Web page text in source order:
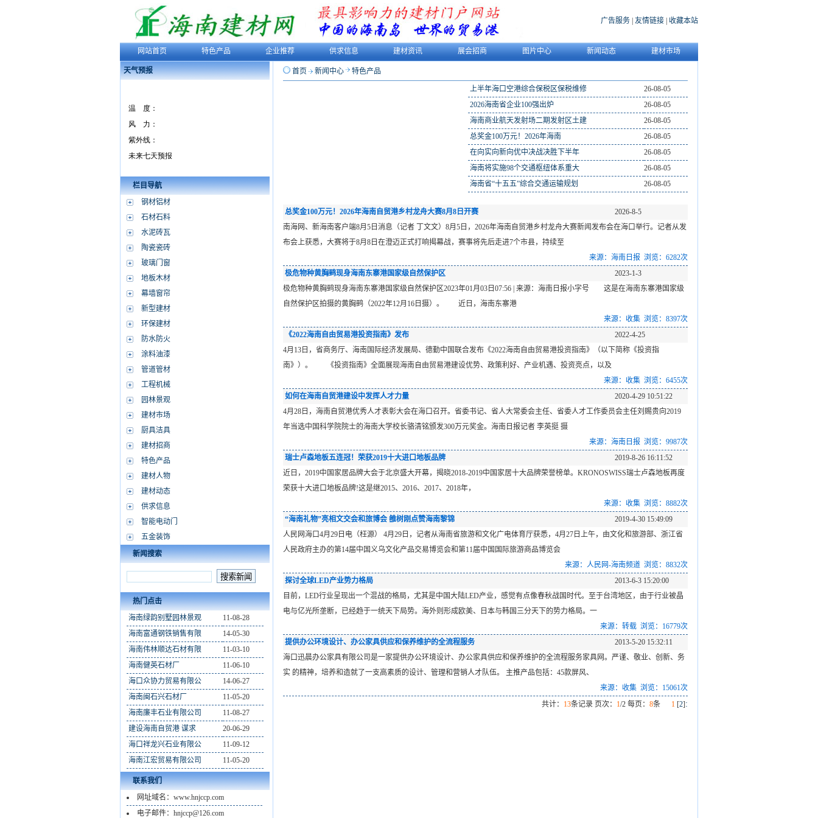
广告服务 友情链接 收藏本站
网站首页 特色产品 企业推荐 供求信息 建材资讯 展会招商 图片中心 新闻动态 建材市场
天气预报
栏目导航
钢材铝材
石材石料
水泥砖瓦
陶瓷瓷砖
玻璃门窗
地板木材
幕墙窗帘
新型建材
环保建材
防水防火
涂料油漆
管道管材
工程机械
园林景观
建材市场
厨具洁具
建材招商
特色产品
建材人物
建材动态
供求信息
智能电动门
五金装饰
新闻搜索
热门点击
海南绿韵别墅园林景观
11-08-28
海南富通钢铁销售有限
14-05-30
海南伟林顺达石材有限
11-03-10
海南健英石材厂
11-06-10
海口众协力贸易有限公
14-06-27
海南闽石兴石材厂
11-05-20
海南廉丰石业有限公司
11-08-27
建设海南自贸港 谋求
20-06-29
海口祥龙兴石业有限公
11-09-12
海南江宏贸易有限公司
11-05-20
联系我们
网址域名：www.hnjccp.com
电子邮件：hnjccp@126.com
首页 新闻中心 特色产品
上半年海口空港综合保税区保税维修
26-08-05
2026海南省企业100强出炉
26-08-05
海南商业航天发射场二期发射区土建
26-08-05
总奖金100万元！2026年海南
26-08-05
在向实向新向优中决战决胜下半年
26-08-05
海南将实施98个交通枢纽体系重大
26-08-05
海南省“十五五”综合交通运输规划
26-08-05
总奖金100万元！2026年海南自贸港乡村龙舟大赛8月8日开赛
2026-8-5
南海网、新海南客户端8月5日消息（记者 丁文文）8月5日，2026年海南自贸港乡村龙舟大赛新闻发布会在海口举行。记者从发
布会上获悉，大赛将于8月8日在澄迈正式打响揭幕战，赛事将先后走进7个市县，持续至
来源：海南日报 浏览：6282次
极危物种黄胸鹀现身海南东寨港国家级自然保护区
2023-1-3
极危物种黄胸鹀现身海南东寨港国家级自然保护区2023年01月03日07:56 | 来源：海南日报小字号 这是在海南东寨港国家级
自然保护区拍摄的黄胸鹀（2022年12月16日摄）。 近日，海南东寨港
来源：收集 浏览：8397次
《2022海南自由贸易港投资指南》发布
2022-4-25
4月13日，省商务厅、海南国际经济发展局、德勤中国联合发布《2022海南自由贸易港投资指南》（以下简称《投资指
南》）。 《投资指南》全面展现海南自由贸易港建设优势、政策利好、产业机遇、投资亮点，以及
来源：收集 浏览：6455次
如何在海南自贸港建设中发挥人才力量
2020-4-29 10:51:22
4月28日，海南自贸港优秀人才表彰大会在海口召开。省委书记、省人大常委会主任、省委人才工作委员会主任刘赐贵向2019
年当选中国科学院院士的海南大学校长骆清铭颁发300万元奖金。海南日报记者 李英挺 摄
来源：海南日报 浏览：9987次
瑞士卢森地板五连冠！荣获2019十大进口地板品牌
2019-8-26 16:11:52
近日，2019中国家居品牌大会于北京盛大开幕，揭晓2018-2019中国家居十大品牌荣誉榜单。KRONOSWISS瑞士卢森地板再度
荣获十大进口地板品牌!这是继2015、2016、2017、2018年，
来源：收集 浏览：8882次
“海南礼物”亮相文交会和旅博会 雒树刚点赞海南黎锦
2019-4-30 15:49:09
人民网海口4月29日电（枉源） 4月29日，记者从海南省旅游和文化广电体育厅获悉，4月27日上午，由文化和旅游部、浙江省
人民政府主办的第14届中国义乌文化产品交易博览会和第11届中国国际旅游商品博览会
来源：人民网-海南频道 浏览：8832次
探讨全球LED产业势力格局
2013-6-3 15:20:00
目前，LED行业呈现出一个混战的格局，尤其是中国大陆LED产业，感觉有点像春秋战国时代。至于台湾地区，由于行业被晶
电与亿光所垄断，已经趋于一统天下局势。海外则形成欧美、日本与韩国三分天下的势力格局。一
来源：转载 浏览：16779次
提供办公环境设计、办公家具供应和保养维护的全流程服务
2013-5-20 15:32:11
海口迅晨办公家具有限公司是一家提供办公环境设计、办公家具供应和保养维护的全流程服务家具网。严谨、敬业、创新、务
实 的精神，培养和造就了一支高素质的设计、管理和营销人才队伍。 主推产品包括：45款屏风、
来源：收集 浏览：15061次
共计： 13条记录 页次： 1/2 每页： 8条 1 [2]: